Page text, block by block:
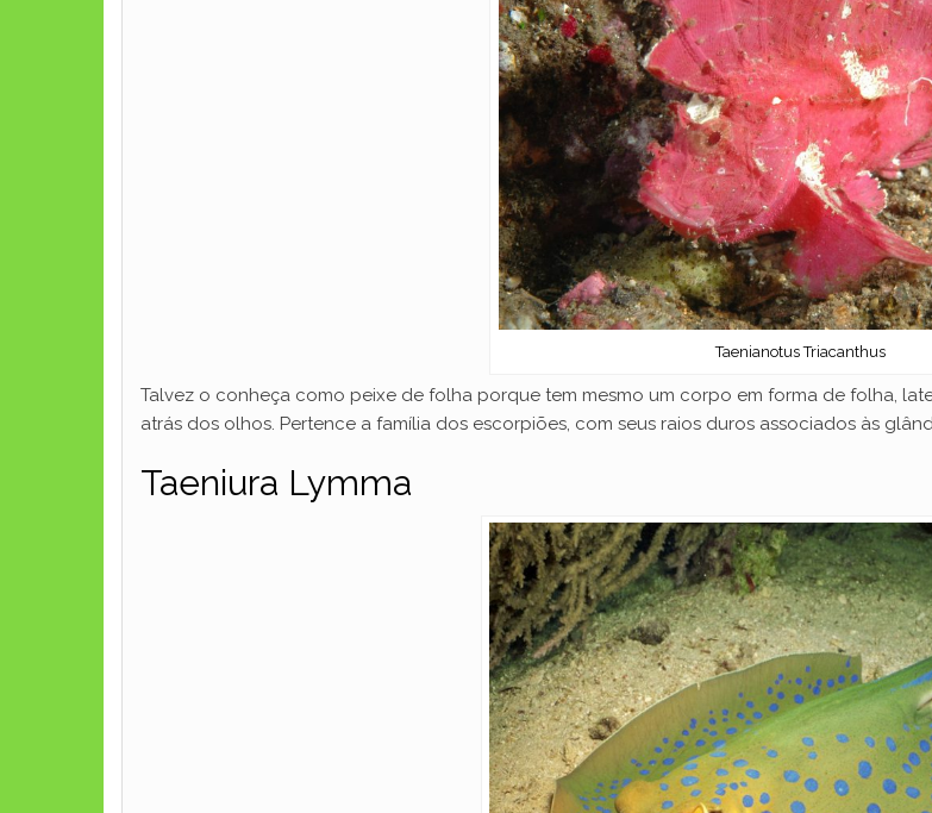
Taenianotus Triacanthus
Talvez o conheça como peixe de folha porque tem mesmo um corpo em forma de folha,
atrás dos olhos. Pertence a família dos escorpiões, com seus raios duros associados às
Taeniura Lymma